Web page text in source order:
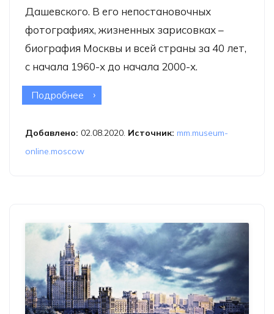
Дашевского. В его непостановочных
фотографиях, жизненных зарисовках –
биография Москвы и всей страны за 40 лет,
с начала 1960-х до начала 2000-х.
Подробнее о Онлайн-выставка «Родное
сага фотографа Михаила
Дашевского»
Добавлено: 02.08.2020. Источник: mm.museum-
online.moscow